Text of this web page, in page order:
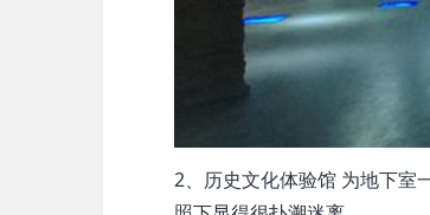
2、历史文化体验馆 为地下室